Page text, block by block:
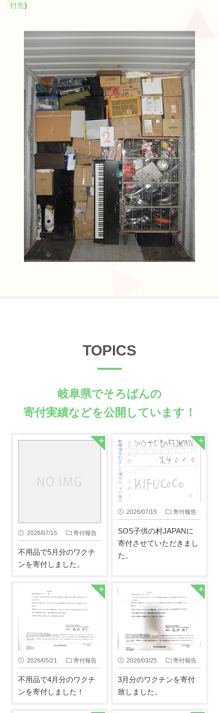
付先)
TOPICS
岐阜県でそろばんの
寄付実績などを公開しています！
2026/07/15 寄付報告
不用品で5月分のワクチ
ンを寄付しました。
2026/07/15 寄付報告
SOS子供の村JAPANに
寄付させていただきまし
た。
2026/05/21 寄付報告
不用品で4月分のワクチ
ンを寄付しました！
2026/03/25 寄付報告
3月分のワクチンを寄付
致しました。